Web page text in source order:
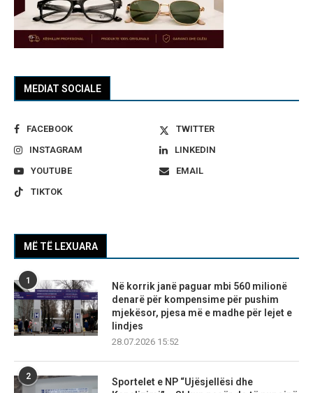
MEDIAT SOCIALE
FACEBOOK
TWITTER
INSTAGRAM
LINKEDIN
YOUTUBE
EMAIL
TIKTOK
MË TË LEXUARA
1
Në korrik janë paguar mbi 560 milionë
denarë për kompensime për pushim
mjekësor, pjesa më e madhe për lejet e
lindjes
28.07.2026 15:52
2
Sportelet e NP “Ujësjellësi dhe